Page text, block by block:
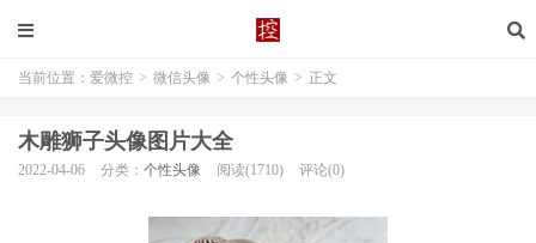
当前位置： 爱微控 > 微信头像 > 个性头像 > 正文
木雕狮子头像图片大全
2022-04-06 分类： 个性头像 阅读(1710) 评论(0)